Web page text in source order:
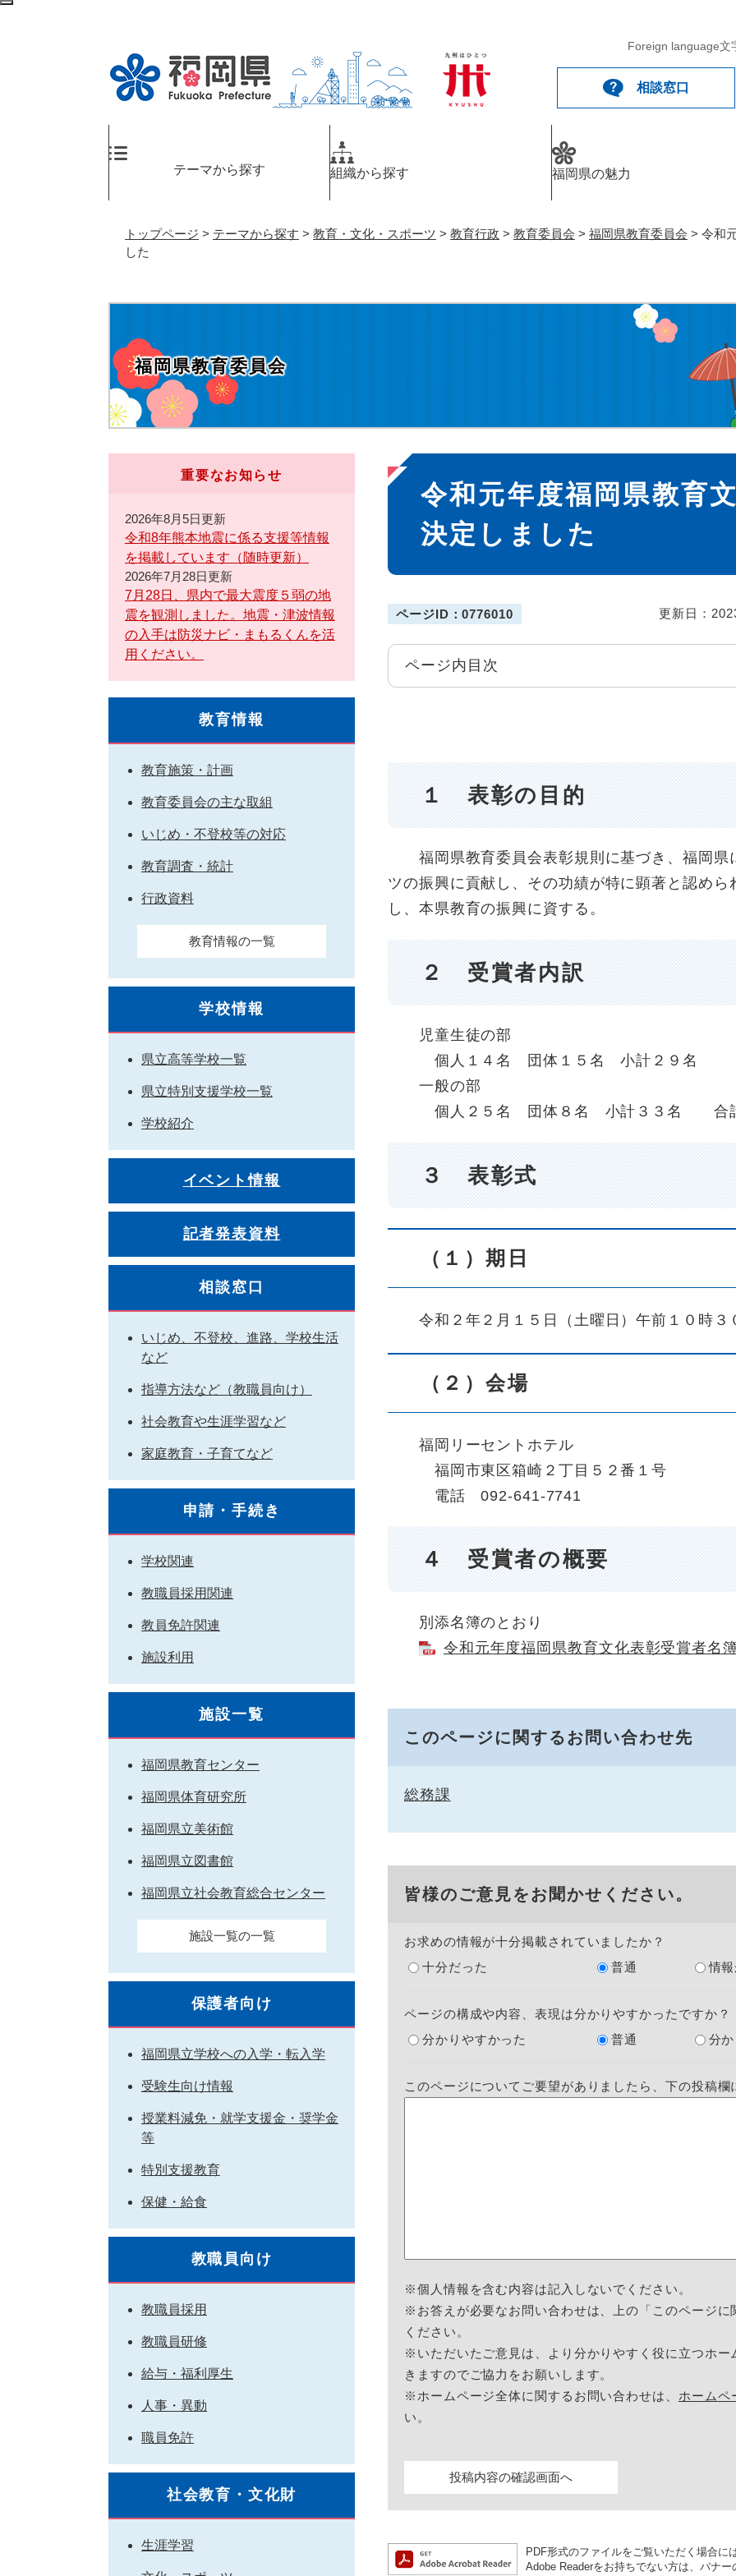
ペ
Foreign language文
相談窓口
テーマから探す 組織から探す 福岡県の魅力
トップページ > テーマから探す > 教育・文化・スポーツ > 教育行政 > 教育委員会 > 福岡県教育委員会 > 令和
した
福岡県教育委員会
本
文
令和元年度福岡県教育
決定しました
ページID：0776010 更新日：
ページ内目次
１ 表彰の目的
福岡県教育委員会表彰規則に基づき、福岡県
ツの振興に貢献し、その功績が特に顕著と認め
し、本県教育の振興に資する。
２ 受賞者内訳
児童生徒の部
個人１４名 団体１５名 小計２９名
一般の部
個人２５名 団体８名 小計３３名 合計
３ 表彰式
（１）期日
令和２年２月１５日（土曜日）午前１０時３
（２）会場
福岡リーセントホテル
福岡市東区箱崎２丁目５２番１号
電話 092-641-7741
４ 受賞者の概要
別添名簿のとおり
令和元年度福岡県教育文化表彰受賞者名
このページに関するお問い合わせ先
総務課
皆様のご意見をお聞かせください。
お求めの情報が十分掲載されていましたか？
十分だった
普通 情
ページの構成や内容、表現は分かりやすかったですか？
分かりやすかった
普通 分
このページについてご要望がありましたら、下の投稿欄
※個人情報を含む内容は記入しないでください。
※お答えが必要なお問い合わせは、上の「このページ
ください。
※いただいたご意見は、より分かりやすく役に立つホ
きますのでご協力をお願いします。
※ホームページ全体に関するお問い合わせは、 ホームペ
い。
PDF形式のファイルをご覧いただく場合に
Adobe Readerをお持ちでない方は、バナ
重要なお知らせ
2026年8月5日更新
令和8年熊本地震に係る支援等情報
を掲載しています（随時更新）
2026年7月28日更新
7月28日、県内で最大震度５弱の地
震を観測しました。地震・津波情報
の入手は防災ナビ・まもるくんを活
用ください。
教育情報
教育施策・計画
教育委員会の主な取組
いじめ・不登校等の対応
教育調査・統計
行政資料
教育情報の一覧
学校情報
県立高等学校一覧
県立特別支援学校一覧
学校紹介
イベント情報
記者発表資料
相談窓口
いじめ、不登校、進路、学校生活
など
指導方法など（教職員向け）
社会教育や生涯学習など
家庭教育・子育てなど
申請・手続き
学校関連
教職員採用関連
教員免許関連
施設利用
施設一覧
福岡県教育センター
福岡県体育研究所
福岡県立美術館
福岡県立図書館
福岡県立社会教育総合センター
施設一覧の一覧
保護者向け
福岡県立学校への入学・転入学
受験生向け情報
授業料減免・就学支援金・奨学金
等
特別支援教育
保健・給食
教職員向け
教職員採用
教職員研修
給与・福利厚生
人事・異動
職員免許
社会教育・文化財
生涯学習